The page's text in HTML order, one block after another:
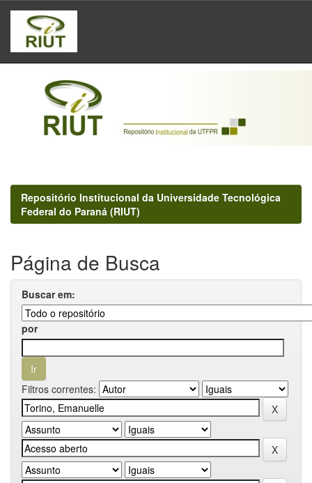
Skip
navigation
Repositório Institucional da Universidade Tecnológica
Federal do Paraná (RIUT)
Página de Busca
Buscar em:
por
Filtros correntes: